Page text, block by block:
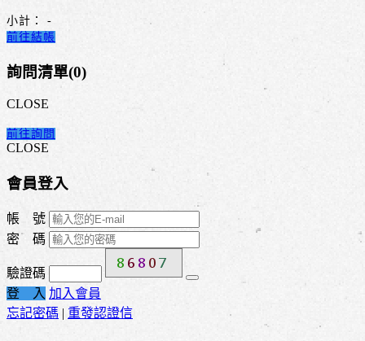
小計：
-
前往結帳
詢問清單(0)
CLOSE
前往詢問
CLOSE
會員登入
帳 號
密 碼
驗證碼
登 入 加入會員
忘記密碼 | 重發認證信